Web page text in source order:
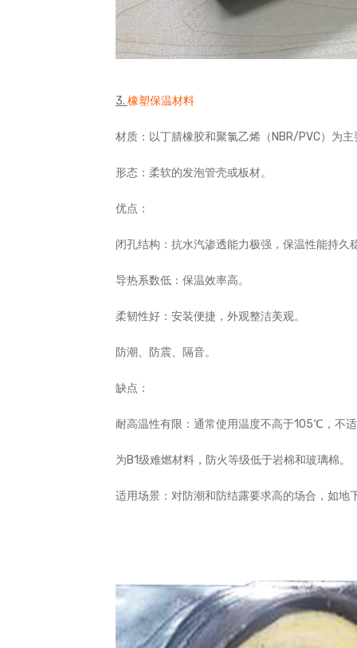
3. 橡塑保温材料
材质：以丁腈橡胶和聚氯乙烯（NBR/PVC）为
形态：柔软的发泡管壳或板材。
优点：
闭孔结构：抗水汽渗透能力极强，保温性能持久
导热系数低：保温效率高。
柔韧性好：安装便捷，外观整洁美观。
防潮、防震、隔音。
缺点：
耐高温性有限：通常使用温度不高于105℃，不
为B1级难燃材料，防火等级低于岩棉和玻璃棉。
适用场景：对防潮和防结露要求高的场合，如